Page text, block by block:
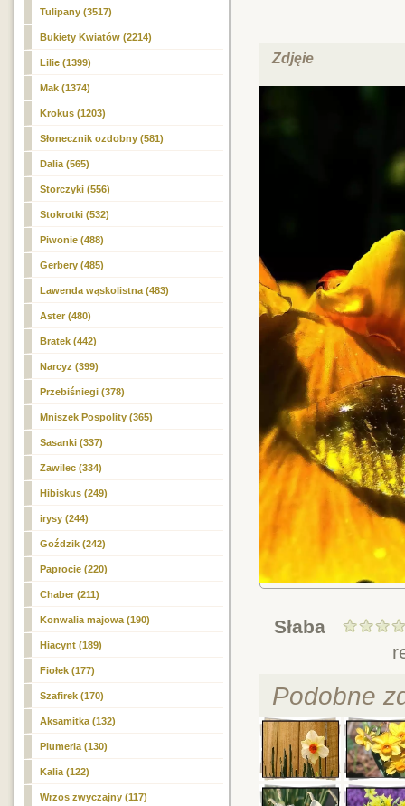
Tulipany (3517)
Bukiety Kwiatów (2214)
Lilie (1399)
Mak (1374)
Krokus (1203)
Słonecznik ozdobny (581)
Dalia (565)
Storczyki (556)
Stokrotki (532)
Piwonie (488)
Gerbery (485)
Lawenda wąskolistna (483)
Aster (480)
Bratek (442)
Narcyz (399)
Przebiśniegi (378)
Mniszek Pospolity (365)
Sasanki (337)
Zawilec (334)
Hibiskus (249)
irysy (244)
Goździk (242)
Paprocie (220)
Chaber (211)
Konwalia majowa (190)
Hiacynt (189)
Fiołek (177)
Szafirek (170)
Aksamitka (132)
Plumeria (130)
Kalia (122)
Wrzos zwyczajny (117)
Zdjęie
Słaba
Podobne